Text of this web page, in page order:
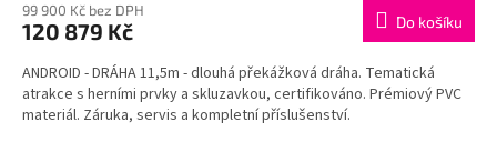
99 900 Kč bez DPH
120 879 Kč Do košíku
ANDROID - DRÁHA 11,5m - dlouhá překážková dráha. Tematická
atrakce s herními prvky a skluzavkou, certifikováno. Prémiový PVC
materiál. Záruka, servis a kompletní příslušenství.